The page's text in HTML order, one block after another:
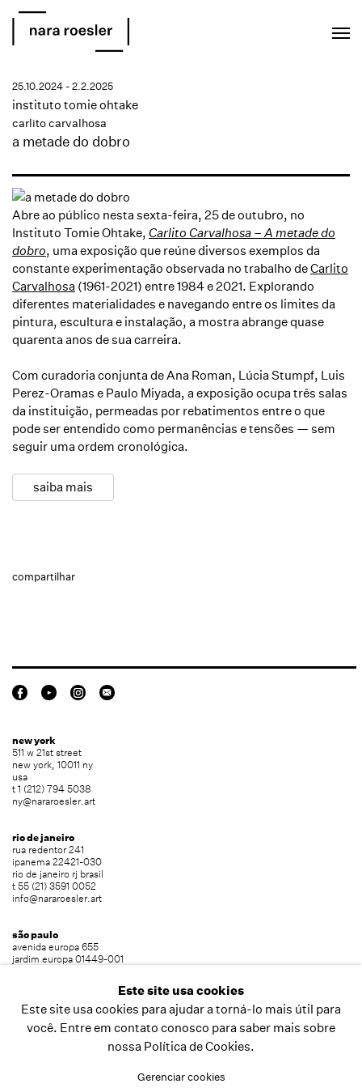
a metade do dobro
carlito carvalhosa
instituto tomie ohtake
25.10.2024 - 2.2.2025
Abre ao público nesta sexta-feira, 25 de outubro, no
Instituto Tomie Ohtake, Carlito Carvalhosa – A metade do
dobro, uma exposição que reúne diversos exemplos da
constante experimentação observada no trabalho deCarlito
Carvalhosa (1961-2021) entre 1984 e 2021. Explorando
diferentes materialidades e navegando entre os limites da
pintura, escultura e instalação, a mostra abrange quase
quarenta anos de sua carreira.
Com curadoria conjunta de Ana Roman, Lúcia Stumpf, Luis
Perez-Oramas e Paulo Miyada, a exposição ocupa três salas
da instituição, permeadas por rebatimentos entre o que
pode ser entendido como permanências e tensões — sem
seguir uma ordem cronológica.
saiba mais
compartilhar
new york
511 w 21st street
new york, 10011 ny
usa
t 1 (212) 794 5038
ny@nararoesler.art
rio de janeiro
rua redentor 241
ipanema 22421-030
rio de janeiro rj brasil
t 55 (21) 3591 0052
info@nararoesler.art
são paulo
avenida europa 655
jardim europa 01449-001
copyright © 2026 nara roesler
Este site usa cookies
Este site usa cookies para ajudar a torná-lo mais útil para
você. Entre em contato conosco para saber mais sobre
nossa Política de Cookies.
Gerenciar cookies